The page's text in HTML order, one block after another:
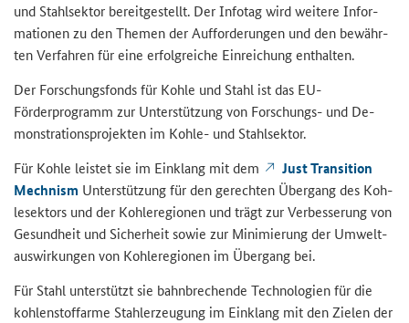
und Stahl­sek­tor be­reit­ge­stellt. Der In­fo­tag wird wei­te­re In­for­
ma­tio­nen zu den The­men der Auf­for­de­run­gen und den be­währ­
ten Ver­fah­ren für eine er­folg­rei­che Ein­rei­chung ent­hal­ten.
Der For­schungs­fonds für Kohle und Stahl ist das EU-​
Förderprogramm zur Un­ter­stüt­zung von Forschungs-​ und De­
mons­tra­ti­ons­pro­jek­ten im Kohle-​ und Stahl­sek­tor.
Für Kohle leis­tet sie im Ein­klang mit dem
Just Transition
Mechnism Un­ter­stüt­zung für den ge­rech­ten Über­gang des Koh­
le­sek­tors und der Koh­le­re­gio­nen und trägt zur Ver­bes­se­rung von
Ge­sund­heit und Si­cher­heit sowie zur Mi­ni­mie­rung der Um­welt­
aus­wir­kun­gen von Koh­le­re­gio­nen im Über­gang bei.
Für Stahl un­ter­stützt sie bahn­bre­chen­de Tech­no­lo­gien für die
koh­len­stoff­ar­me Stahl­er­zeu­gung im Ein­klang mit den Zie­len der